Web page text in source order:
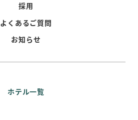
採用
よくあるご質問
お知らせ
ホテル一覧